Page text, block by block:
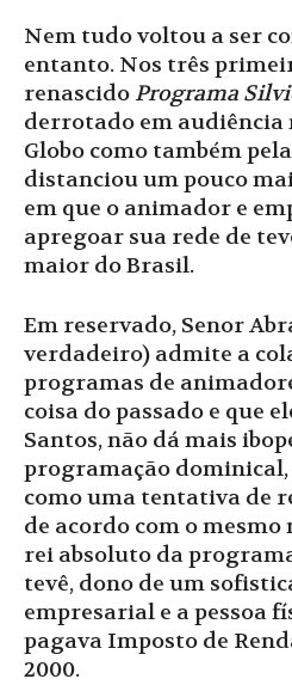
Nem tudo voltou a ser
entanto. Nos três
renascido Programa
derrotado em audiência
Globo como também
distanciou um pouco
em que o animador e
apregoar sua rede de
maior do Brasil.
Em reservado, Senor
verdadeiro) admite a
programas de
coisa do passado e que
Santos, não dá mais
programação dominical,
como uma tentativa de
de acordo com o mesmo
rei absoluto da
tevê, dono de um
empresarial e a pessoa
pagava Imposto de
2000.